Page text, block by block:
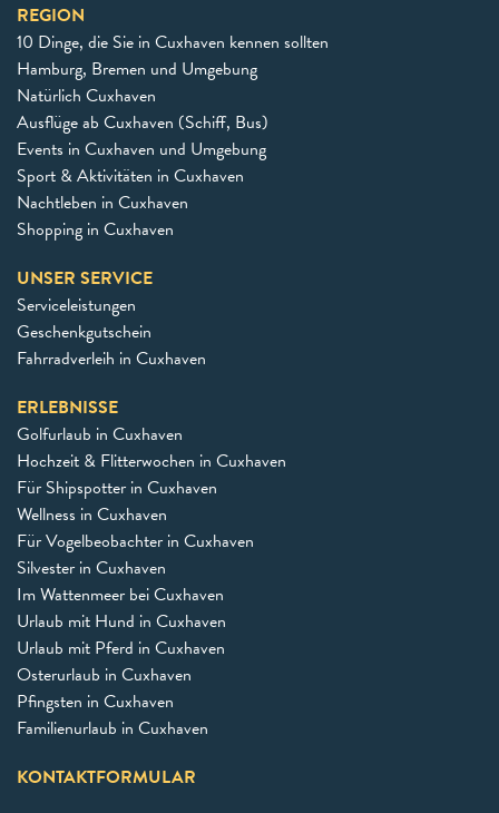
REGION
10 Dinge, die Sie in Cuxhaven kennen sollten
Hamburg, Bremen und Umgebung
Natürlich Cuxhaven
Ausflüge ab Cuxhaven (Schiff, Bus)
Events in Cuxhaven und Umgebung
Sport & Aktivitäten in Cuxhaven
Nachtleben in Cuxhaven
Shopping in Cuxhaven
UNSER SERVICE
Serviceleistungen
Geschenkgutschein
Fahrradverleih in Cuxhaven
ERLEBNISSE
Golfurlaub in Cuxhaven
Hochzeit & Flitterwochen in Cuxhaven
Für Shipspotter in Cuxhaven
Wellness in Cuxhaven
Für Vogelbeobachter in Cuxhaven
Silvester in Cuxhaven
Im Wattenmeer bei Cuxhaven
Urlaub mit Hund in Cuxhaven
Urlaub mit Pferd in Cuxhaven
Osterurlaub in Cuxhaven
Pfingsten in Cuxhaven
Familienurlaub in Cuxhaven
KONTAKTFORMULAR